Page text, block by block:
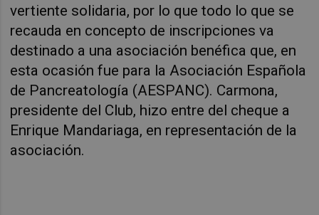
vertiente solidaria, por lo que todo lo que se
recauda en concepto de inscripciones va
destinado a una asociación benéfica que, en
esta ocasión fue para la Asociación Española
de Pancreatología (AESPANC). Carmona,
presidente del Club, hizo entre del cheque a
Enrique Mandariaga, en representación de la
asociación.